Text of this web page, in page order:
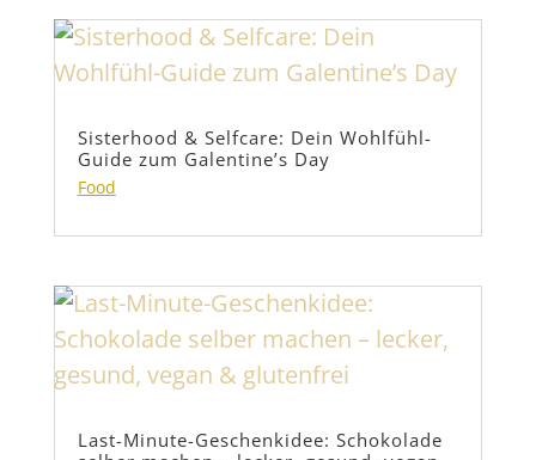
Sisterhood & Selfcare: Dein Wohlfühl-
Guide zum Galentine’s Day
Food
Last-Minute-Geschenkidee: Schokolade